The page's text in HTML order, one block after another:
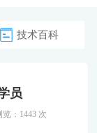
技术百科
员
览： 1443 次